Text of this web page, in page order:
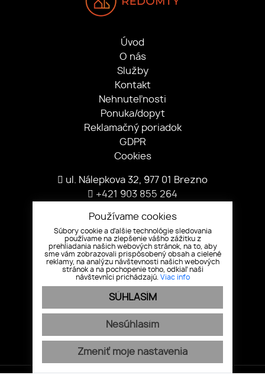
Úvod
O nás
Služby
Kontakt
Nehnuteľnosti
Ponuka/dopyt
Reklamačný poriadok
GDPR
Cookies
ul. Nálepkova 32, 977 01 Brezno
+421 903 855 264
Partneri
Pridajte si nás
Používame cookies
Súbory cookie a ďalšie technológie sledovania
používame na zlepšenie vášho zážitku z
prehliadania našich webových stránok, na to, aby
sme vám zobrazovali prispôsobený obsah a cielené
reklamy, na analýzu návštevnosti našich webových
stránok a na pochopenie toho, odkiaľ naši
návštevníci prichádzajú. Viac info
SÚHLASÍM
Nesúhlasím
Zmeniť moje nastavenia